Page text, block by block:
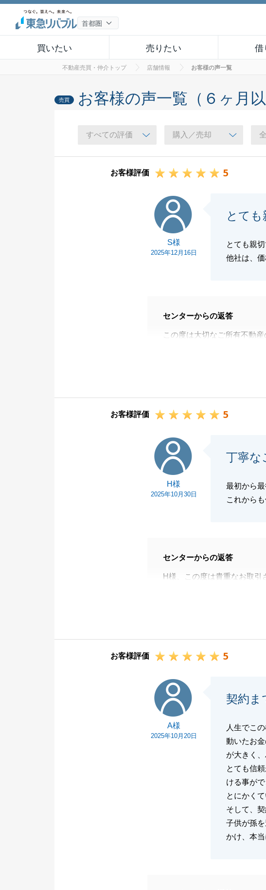
買いたい 売りたい 借
不動産売買・仲介トップ 店舗情報 お客様の声一覧
売買 お客様の声一覧（６ヶ月以
お客様評価 5
S様
2025年12月16日
とて
とても親
他社は、
センターからの返答
この度は大切なご所有不動
遠方にお住いの共有者もお
事にお取引が完了できたこ
引き続きS様のお役に立てる
お客様評価 5
H様
2025年10月30日
丁寧な
最初から
これから
センターからの返答
H様、この度は貴重なお取引
_また下の子もご出産おめで
お客様評価 5
A様
2025年10月20日
契約ま
人生でこ
動いたお
が大きく
とても信
ける事がで
とにかく
そして、
子供が孫
かけ、本当